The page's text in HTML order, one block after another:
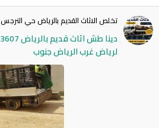
تخلص الاثاث القديم بالرياض حي النرجس
لرياض غرب الرياض جنوب